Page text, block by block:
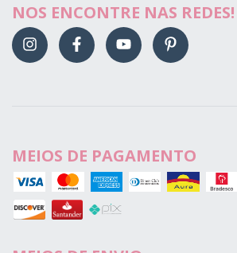
NOS ENCONTRE NAS REDES!
MEIOS DE PAGAMENTO